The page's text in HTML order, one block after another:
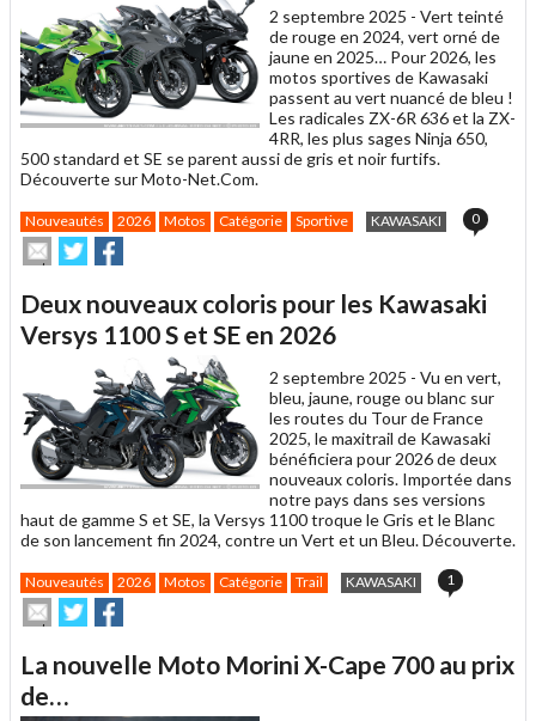
2 septembre 2025 - Vert teinté
de rouge en 2024, vert orné de
jaune en 2025… Pour 2026, les
motos sportives de Kawasaki
passent au vert nuancé de bleu !
Les radicales ZX-6R 636 et la ZX-
4RR, les plus sages Ninja 650,
500 standard et SE se parent aussi de gris et noir furtifs.
Découverte sur Moto-Net.Com.
Nouveautés 2026 Motos Catégorie Sportive KAWASAKI 0
Envoyer
cet
à
un
ami
Partager
sur
sur
Deux nouveaux coloris pour les Kawasaki
Versys 1100 S et SE en 2026
2 septembre 2025 - Vu en vert,
bleu, jaune, rouge ou blanc sur
les routes du Tour de France
2025, le maxitrail de Kawasaki
bénéficiera pour 2026 de deux
nouveaux coloris. Importée dans
notre pays dans ses versions
haut de gamme S et SE, la Versys 1100 troque le Gris et le Blanc
de son lancement fin 2024, contre un Vert et un Bleu. Découverte.
Nouveautés 2026 Motos Catégorie Trail KAWASAKI 1
Envoyer
cet
à
un
ami
Partager
sur
sur
La nouvelle Moto Morini X-Cape 700 au prix
de…